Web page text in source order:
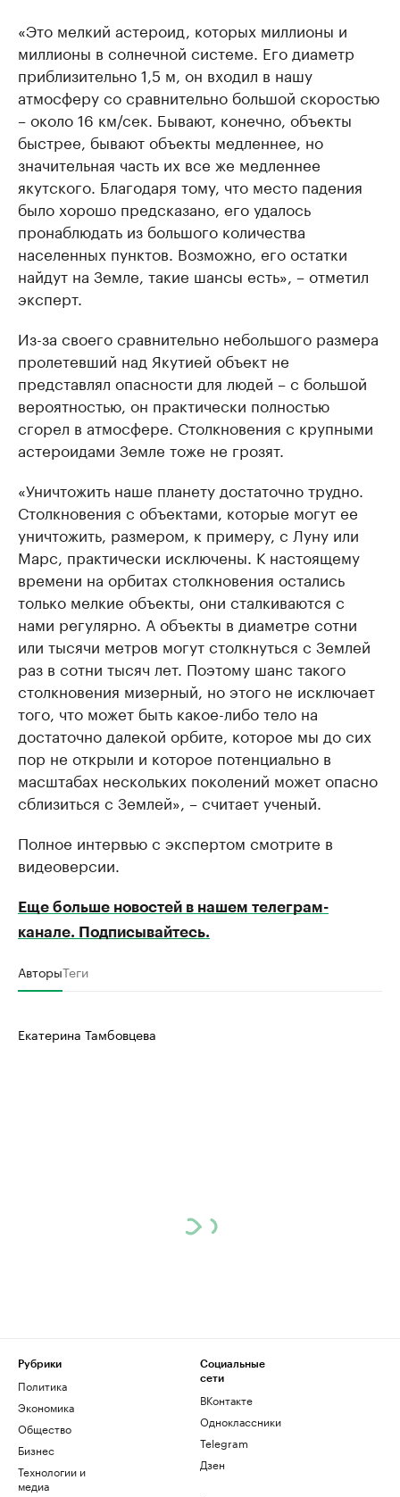
«Это мелкий астероид, которых миллионы и
миллионы в солнечной системе. Его диаметр
приблизительно 1,5 м, он входил в нашу
атмосферу со сравнительно большой скоростью
– около 16 км/сек. Бывают, конечно, объекты
быстрее, бывают объекты медленнее, но
значительная часть их все же медленнее
якутского. Благодаря тому, что место падения
было хорошо предсказано, его удалось
пронаблюдать из большого количества
населенных пунктов. Возможно, его остатки
найдут на Земле, такие шансы есть», – отметил
эксперт.
Из-за своего сравнительно небольшого размера
пролетевший над Якутией объект не
представлял опасности для людей – с большой
вероятностью, он практически полностью
сгорел в атмосфере. Столкновения с крупными
астероидами Земле тоже не грозят.
«Уничтожить наше планету достаточно трудно.
Столкновения с объектами, которые могут ее
уничтожить, размером, к примеру, с Луну или
Марс, практически исключены. К настоящему
времени на орбитах столкновения остались
только мелкие объекты, они сталкиваются с
нами регулярно. А объекты в диаметре сотни
или тысячи метров могут столкнуться с Землей
раз в сотни тысяч лет. Поэтому шанс такого
столкновения мизерный, но этого не исключает
того, что может быть какое-либо тело на
достаточно далекой орбите, которое мы до сих
пор не открыли и которое потенциально в
масштабах нескольких поколений может опасно
сблизиться с Землей», – считает ученый.
Полное интервью с экспертом смотрите в
видеоверсии.
Еще больше новостей в нашем телеграм-
канале. Подписывайтесь.
АвторыТеги
Екатерина Тамбовцева
Рубрики
Политика
Экономика
Общество
Бизнес
Технологии и
медиа
Социальные
сети
ВКонтакте
Одноклассники
Telegram
Дзен